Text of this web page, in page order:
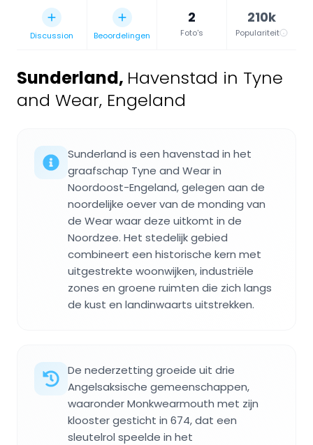
Discussion Beoordelingen
2
Foto's
210k
Populariteit
Sunderland, Havenstad in Tyne
and Wear, Engeland
Sunderland is een havenstad in het
graafschap Tyne and Wear in
Noordoost-Engeland, gelegen aan de
noordelijke oever van de monding van
de Wear waar deze uitkomt in de
Noordzee. Het stedelijk gebied
combineert een historische kern met
uitgestrekte woonwijken, industriële
zones en groene ruimten die zich langs
de kust en landinwaarts uitstrekken.
De nederzetting groeide uit drie
Angelsaksische gemeenschappen,
waaronder Monkwearmouth met zijn
klooster gesticht in 674, dat een
sleutelrol speelde in het